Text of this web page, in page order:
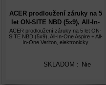
ACER prodloužení záruky na 5
let ON-SITE NBD (5x9), All-In-
One Aspire + All-In-One
Veriton, elektronicky
ACER prodloužení záruky na 5 let ON-
SITE NBD (5x9), All-In-One Aspire + All-
In-One Veriton, elektronicky
SKLADOM : Nie